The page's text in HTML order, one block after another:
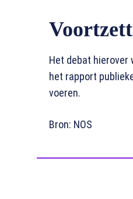
Het debat hierover
het rapport
voeren.
Bron: NOS